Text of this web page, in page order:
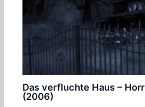
Das verfluchte Haus –
(2006)